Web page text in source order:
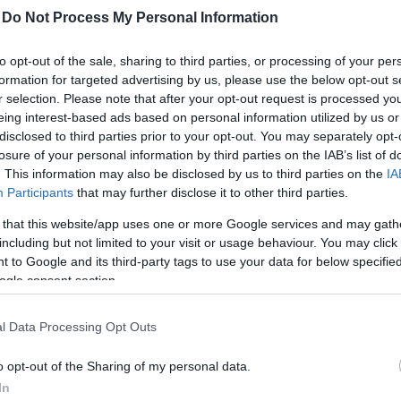
Do Not Process My Personal Information
opt-out of the sale, sharing to third parties, or processing of your
for targeted advertising by us, please use the below opt-out
selection. Please note that after your opt-out request is processed
interest-based ads based on personal information utilized by us
to third parties prior to your opt-out. You may separately
of your personal information by third parties on the IAB’s list of
This information may also be disclosed by us to third parties on the
Participants that may further disclose it to other third parties.
that this website/app uses one or more Google services and may
but not limited to your visit or usage behaviour. You may
to Google and its third-party tags to use your data for below
consent section.
Data Processing Opt Outs
opt-out of the Sharing of my personal data.
csökkentenék.
tequila gyakran összetettebb, természetesebb és
magából az agávénövényből származnak.
jegyeket, mint például a földes, füstös, borsos,
a mixto tequilák gyakran egyszerűbb, kevésbé
a koktélokhoz, a másikat viszont bátran igyuk